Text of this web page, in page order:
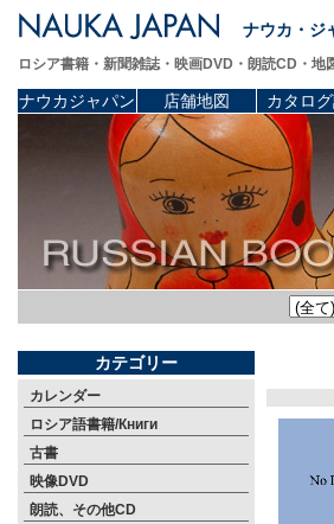
ナウカ・ジ
ロシア書籍・新聞雑誌・映画DVD・朗読CD・
ナウカジャパン 店舗地図 カタロ
カテゴリー
カレンダー
ロシア語書籍/Книги
古書
映像DVD
朗読、その他CD